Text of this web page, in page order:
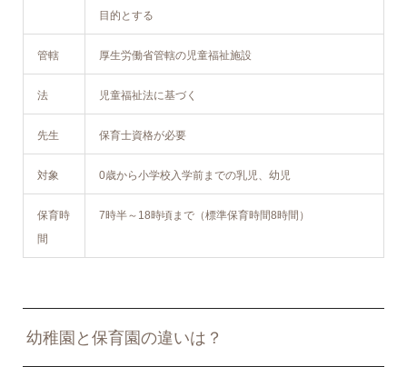
目的とする
管轄 厚生労働省管轄の児童福祉施設
法 児童福祉法に基づく
先生 保育士資格が必要
対象 0歳から小学校入学前までの乳児、幼児
保育時
間
7時半～18時頃まで（標準保育時間8時間）
幼稚園と保育園の違いは？